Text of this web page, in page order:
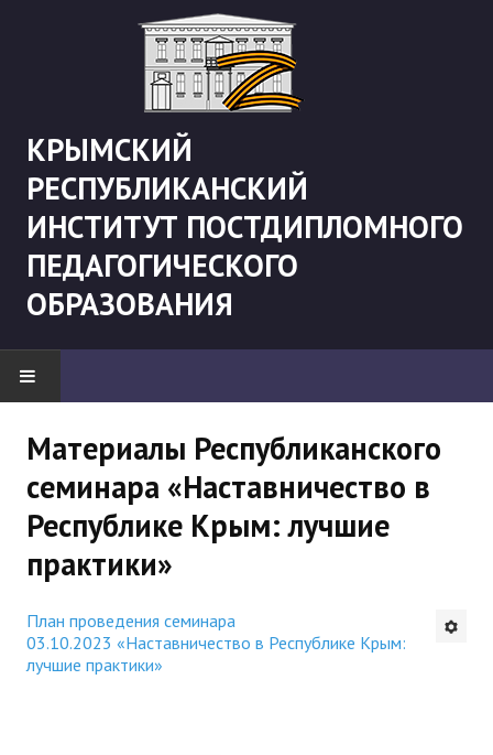
КРЫМСКИЙ
РЕСПУБЛИКАНСКИЙ
ИНСТИТУТ ПОСТДИПЛОМНОГО
ПЕДАГОГИЧЕСКОГО
ОБРАЗОВАНИЯ
"Боевая" русистика
Будни института
АНОНСЫ
ИНСТИТУТ
Материалы Республиканского
семинара «Наставничество в
Республике Крым: лучшие
практики»
План проведения семинара
03.10.2023 «Наставничество в Республике Крым:
лучшие практики»